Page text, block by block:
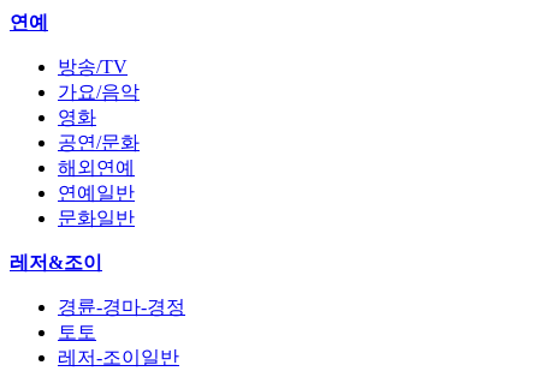
연예
방송/TV
가요/음악
영화
공연/문화
해외연예
연예일반
문화일반
레저&조이
경륜-경마-경정
토토
레저-조이일반